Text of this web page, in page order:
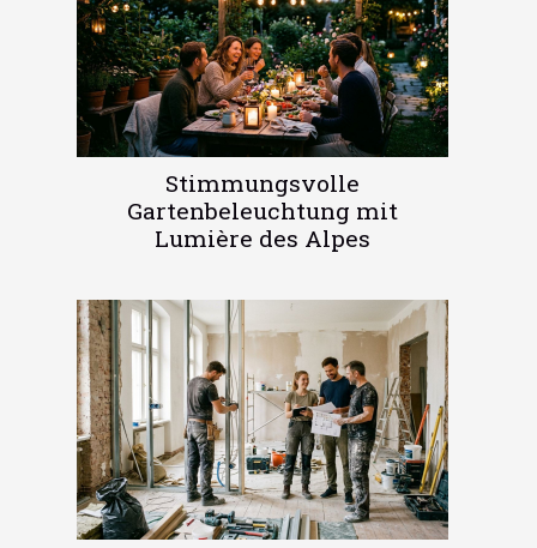
Stimmungsvolle
Gartenbeleuchtung mit
Lumière des Alpes